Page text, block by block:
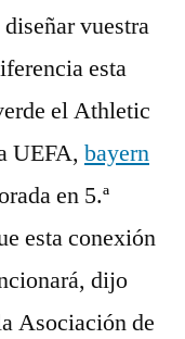
vuestra
esta
el Athletic
UEFA, bayern
en 5.ª
esta conexión
dijo
Asociación de